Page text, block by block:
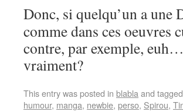
Donc, si quelqu’un a une
comme dans ces oeuvres
contre, par exemple,
vraiment?
This entry was posted in blablaand tagged
humour, manga, newbie, perso, Spirou,